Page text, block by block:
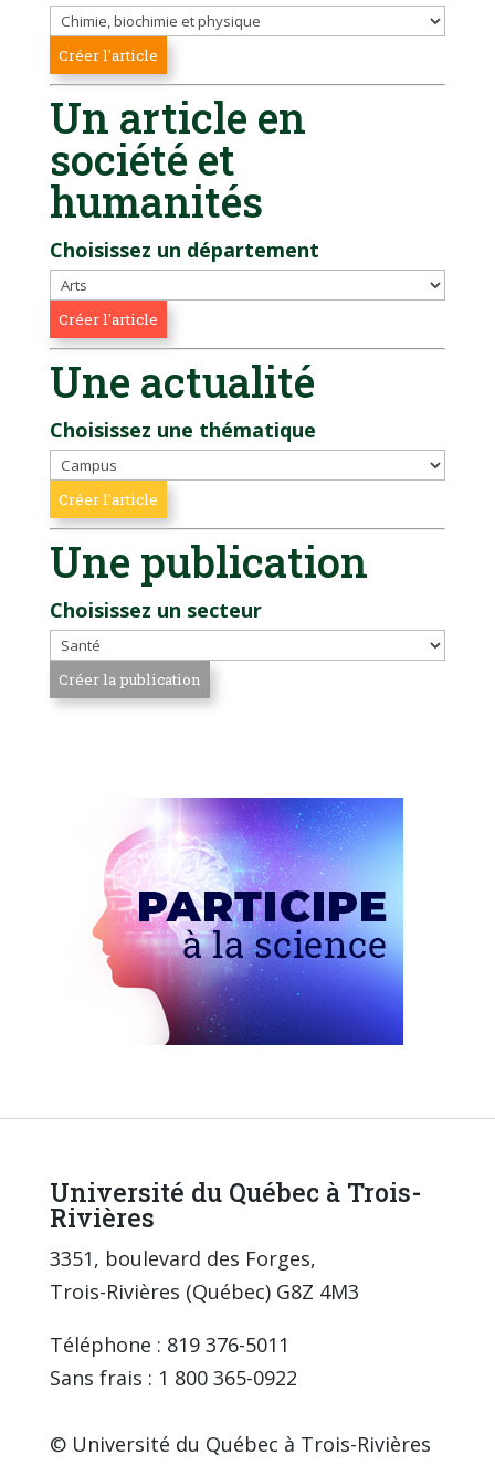
Un article en
société et
humanités
Choisissez un département
Une actualité
Choisissez une thématique
Une publication
Choisissez un secteur
Université du Québec à Trois-
Rivières
3351, boulevard des Forges,
Trois-Rivières (Québec) G8Z 4M3
Téléphone : 819 376-5011
Sans frais : 1 800 365-0922
© Université du Québec à Trois-Rivières